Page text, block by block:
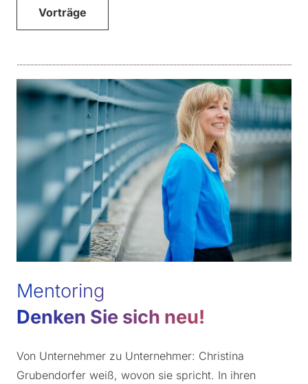
Vorträge
Mentoring
Denken Sie sich neu!
Von Unternehmer zu Unternehmer: Christina
Grubendorfer weiß, wovon sie spricht. In ihren